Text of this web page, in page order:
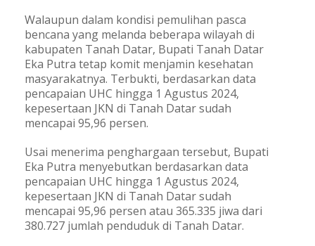
Walaupun dalam kondisi pemulihan pasca
bencana yang melanda beberapa wilayah di
kabupaten Tanah Datar, Bupati Tanah Datar
Eka Putra tetap komit menjamin kesehatan
masyarakatnya. Terbukti, berdasarkan data
pencapaian UHC hingga 1 Agustus 2024,
kepesertaan JKN di Tanah Datar sudah
mencapai 95,96 persen.
Usai menerima penghargaan tersebut, Bupati
Eka Putra menyebutkan berdasarkan data
pencapaian UHC hingga 1 Agustus 2024,
kepesertaan JKN di Tanah Datar sudah
mencapai 95,96 persen atau 365.335 jiwa dari
380.727 jumlah penduduk di Tanah Datar.